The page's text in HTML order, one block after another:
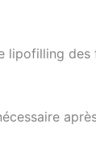
lipofilling